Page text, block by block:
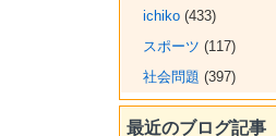
ichiko(433)
スポーツ (117)
社会問題 (397)
最近のブログ記事